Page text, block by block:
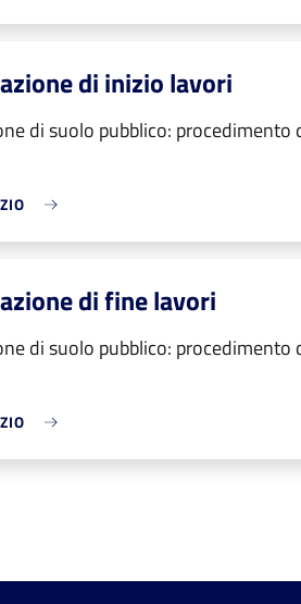
di inizio lavori
di suolo pubblico:
di fine lavori
di suolo pubblico: